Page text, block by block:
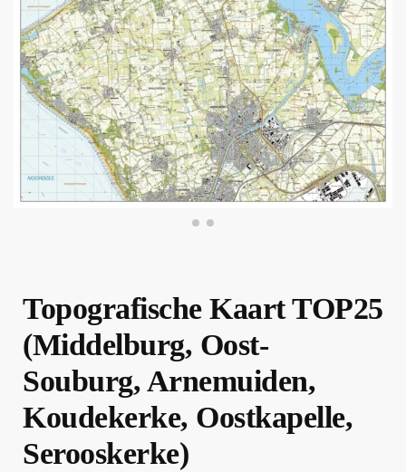
Topografische Kaart TOP25
(Middelburg, Oost-
Souburg, Arnemuiden,
Koudekerke, Oostkapelle,
Serooskerke)